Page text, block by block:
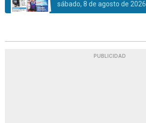
sábado, 8 de agosto de 2026
PUBLICIDAD